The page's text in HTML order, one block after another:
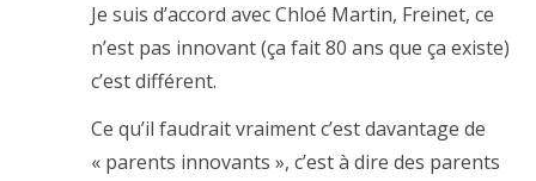
Je suis d’accord avec Chloé Martin, Freinet, ce
n’est pas innovant (ça fait 80 ans que ça existe)
c’est différent.
Ce qu’il faudrait vraiment c’est davantage de
« parents innovants », c’est à dire des parents